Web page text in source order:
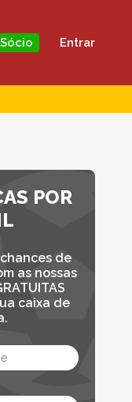
Entrar
POR
de
as nossas
caixa de